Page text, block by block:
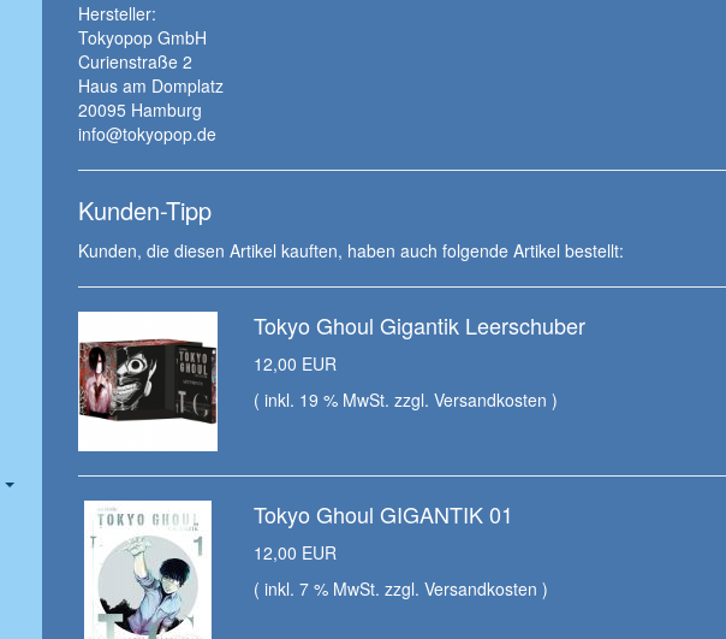
Hersteller:
Tokyopop GmbH
Curienstraße 2
Haus am Domplatz
20095 Hamburg
info@tokyopop.de
Kunden-Tipp
Kunden, die diesen Artikel kauften, haben auch folgende Artikel bestellt:
Tokyo Ghoul Gigantik Leerschuber
12,00 EUR
( inkl. 19 % MwSt. zzgl. Versandkosten )
Tokyo Ghoul GIGANTIK 01
12,00 EUR
( inkl. 7 % MwSt. zzgl. Versandkosten )